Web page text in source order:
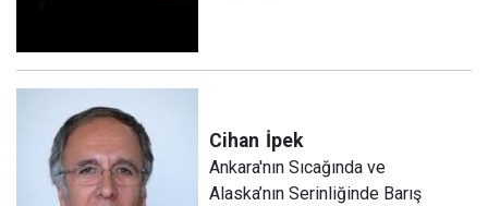
Cihan İpek
Ankara'nın Sıcağında ve
Alaska’nın Serinliğinde Barış